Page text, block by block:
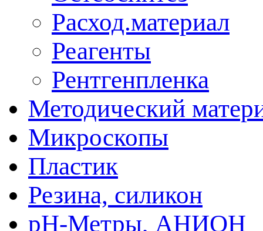
Расход.материал
Реагенты
Рентгенпленка
Методический
Микроскопы
Пластик
Резина, силикон
рН-Метры, АНИОН